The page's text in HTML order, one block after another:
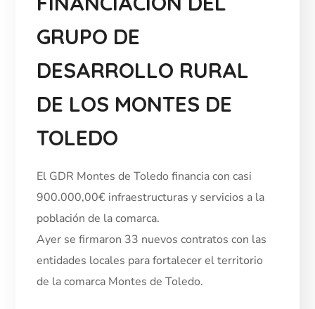
GRUPO DE
DESARROLLO RURAL
DE LOS MONTES DE
TOLEDO
El GDR Montes de Toledo financia con casi
900.000,00€ infraestructuras y servicios a la
población de la comarca.
Ayer se firmaron 33 nuevos contratos con las
entidades locales para fortalecer el territorio
de la comarca Montes de Toledo.